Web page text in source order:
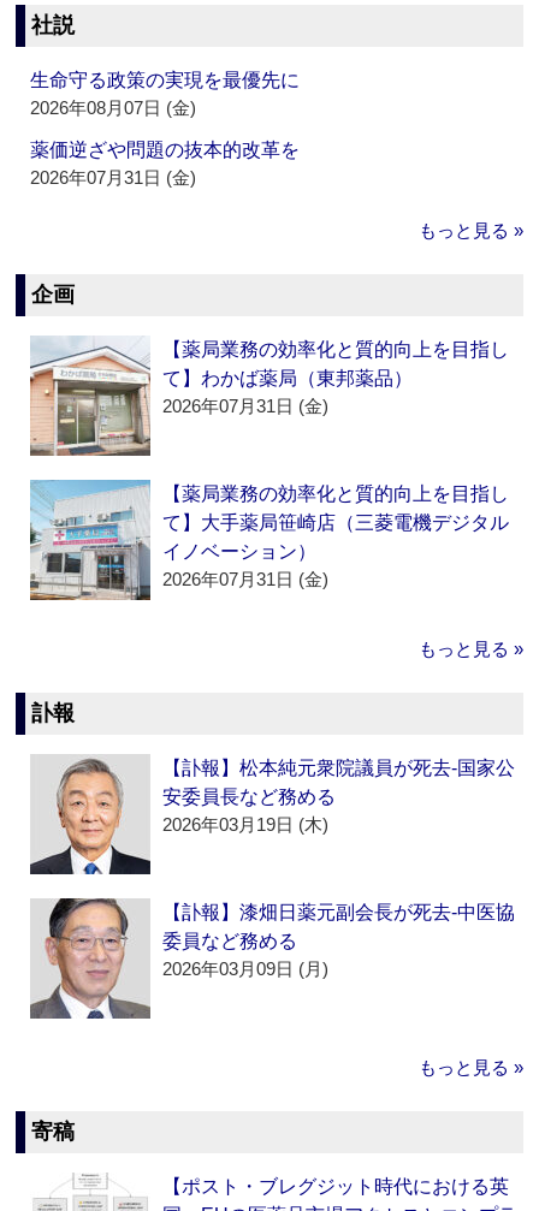
社説
生命守る政策の実現を最優先に
2026年08月07日 (金)
薬価逆ざや問題の抜本的改革を
2026年07月31日 (金)
もっと見る »
企画
【薬局業務の効率化と質的向上を目指し
て】わかば薬局（東邦薬品）
2026年07月31日 (金)
【薬局業務の効率化と質的向上を目指し
て】大手薬局笹崎店（三菱電機デジタル
イノベーション）
2026年07月31日 (金)
もっと見る »
訃報
【訃報】松本純元衆院議員が死去‐国家公
安委員長など務める
2026年03月19日 (木)
【訃報】漆畑日薬元副会長が死去‐中医協
委員など務める
2026年03月09日 (月)
もっと見る »
寄稿
【ポスト・ブレグジット時代における英